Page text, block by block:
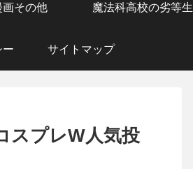
画その他 魔法科高校の劣等生
ー サイトマップ
スプレW人気投